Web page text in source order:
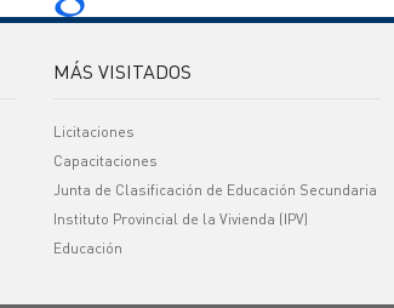
MÁS VISITADOS
Licitaciones
Capacitaciones
Junta de Clasificación de Educación Secundaria
Instituto Provincial de la Vivienda (IPV)
Educación